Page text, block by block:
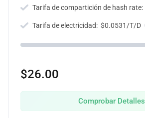
Tarifa de compartición de hash rate:
Tarifa de electricidad: $0.0531/T/D
$26.00
Comprobar Detalles